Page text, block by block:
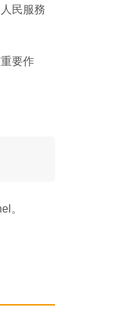
民服務
要作
。